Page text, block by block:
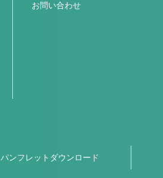
お問い合わせ
パンフレットダウンロード